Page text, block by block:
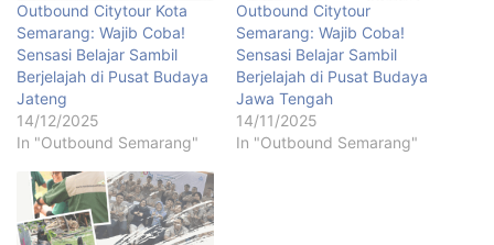
Outbound Citytour Kota
Semarang: Wajib Coba!
Sensasi Belajar Sambil
Berjelajah di Pusat Budaya
Jateng
14/12/2025
In "Outbound Semarang"
Outbound Citytour
Semarang: Wajib Coba!
Sensasi Belajar Sambil
Berjelajah di Pusat Budaya
Jawa Tengah
14/11/2025
In "Outbound Semarang"